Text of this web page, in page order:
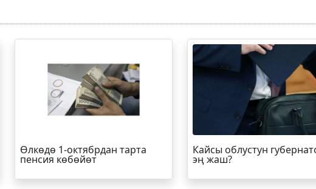
Өлкөдө 1-октябрдан тарта
пенсия көбөйөт
Кайсы облустун
эң жаш?